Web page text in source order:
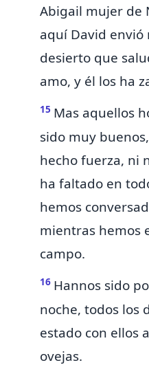
Abigail mujer de
aquí David envió
desierto que
amo, y él los ha
15 Mas aquellos
sido muy
hecho fuerza, ni
ha faltado en
hemos
mientras hemos
campo.
16 Hannos sido
noche, todos los
estado con ellos
ovejas.